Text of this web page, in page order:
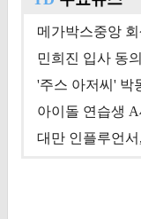
'주스 아저씨' 박